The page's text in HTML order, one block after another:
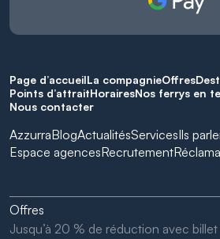
Page d’accueilLa compagnieOffres
Points d’attraitHorairesNos ferrys en
Nous contacter
AzzurraBlogActualitésServicesIls
Espace agencesRecrutement
Offres
Jusqu’à 20 % de réduction avec